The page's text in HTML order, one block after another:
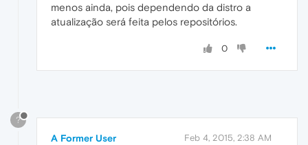
menos ainda, pois dependendo da distro a
atualização será feita pelos repositórios.
0
?
A Former User Feb 4, 2015, 2:38 AM